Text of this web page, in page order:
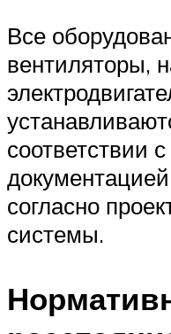
Все
вентиляторы,
соответствии
согласно
системы.